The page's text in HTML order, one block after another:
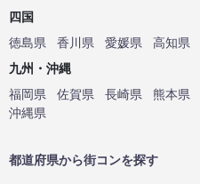
四国
徳島県
香川県 愛媛県
高知県
九州・沖縄
福岡県
佐賀県 長崎県 熊本県
沖縄県
都道府県から街コンを探す